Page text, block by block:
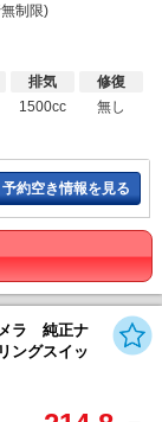
制限)
排気
1500cc
修復
無し
予約空き情報を見る
ラ 純正ナ
ングスイッ